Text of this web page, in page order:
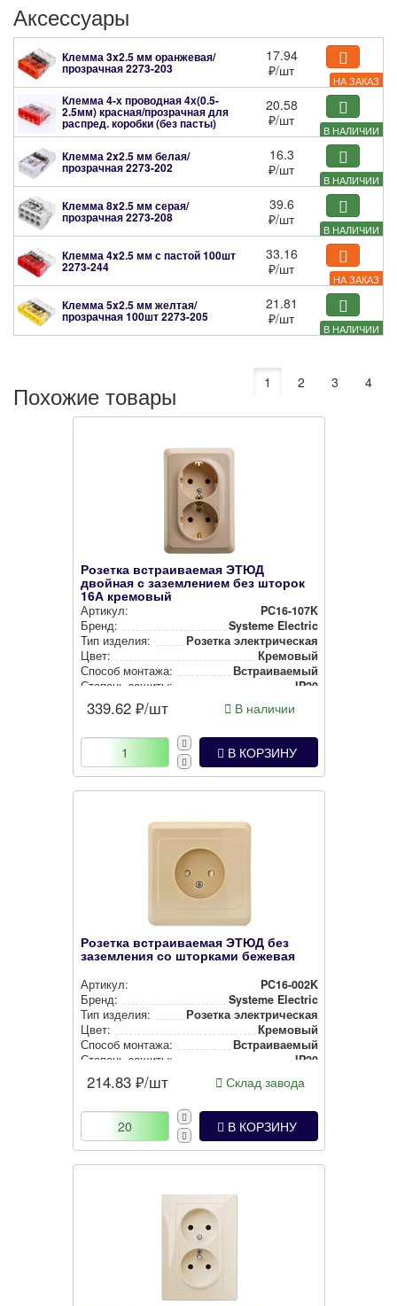
Аксессуары
НА ЗАКАЗ
Клемма 3x2.5 мм оранжевая/
прозрачная2273-203
17.94
₽/шт
В НАЛИЧИИ
Клемма 4-х проводная 4х(0.5-
2.5мм) красная/прозрачная для
распред. коробки (без пасты)
2273-204
20.58
₽/шт
В НАЛИЧИИ
Клемма 2x2.5 мм белая/
прозрачная2273-202
16.3
₽/шт
В НАЛИЧИИ
Клемма 8x2.5 мм серая/
прозрачная2273-208
39.6
₽/шт
НА ЗАКАЗ
Клемма 4x2.5 мм с пастой 100шт
2273-244
33.16
₽/шт
В НАЛИЧИИ
Клемма 5x2.5 мм желтая/
прозрачная 100шт2273-205
21.81
₽/шт
Похожие товары 1 2 3 4
Розетка встраиваемая ЭТЮД
двойная с заземлением без шторок
16А кремовый
Артикул:
PC16-107K
Бренд:
Systeme Electric
Тип изделия:
Розетка элек­три­чес­кая
Цвет:
Кремовый
Способ монтажа:
Встра­ива­емый
Степень защиты:
IP20
339.62 ₽/шт В наличии
В КОРЗИНУ
Розетка встраиваемая ЭТЮД без
заземления со шторками бежевая
Артикул:
PC16-002K
Бренд:
Systeme Electric
Тип изделия:
Розетка элек­три­чес­кая
Цвет:
Кремовый
Способ монтажа:
Встра­ива­емый
Степень защиты:
IP20
214.83 ₽/шт Склад завода
В КОРЗИНУ